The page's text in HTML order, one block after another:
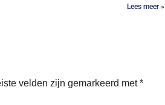
Lees meer »
velden zijn gemarkeerd met*